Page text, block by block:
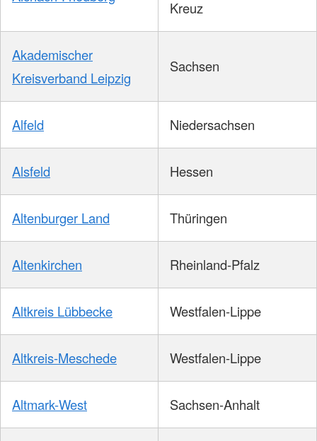
Kreuz
Akademischer
Kreisverband Leipzig
Sachsen
Alfeld Niedersachsen
Alsfeld Hessen
Altenburger Land Thüringen
Altenkirchen Rheinland-Pfalz
Altkreis Lübbecke Westfalen-Lippe
Altkreis-Meschede Westfalen-Lippe
Altmark-West Sachsen-Anhalt